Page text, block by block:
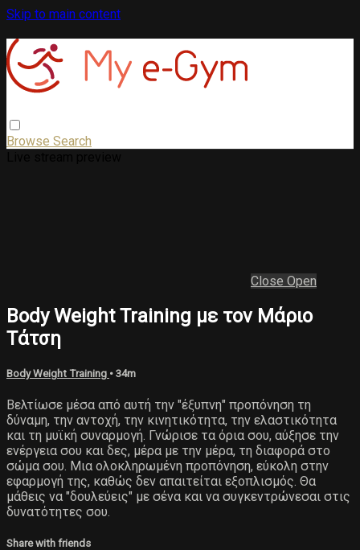
Skip to main content
Browse Search
Close Open
Body Weight Training με τον Μάριο
Τάτση
Body Weight Training • 34m
Βελτίωσε μέσα από αυτή την "έξυπνη" προπόνηση τη
δύναμη, την αντοχή, την κινητικότητα, την ελαστικότητα
και τη μυϊκή συναρμογή. Γνώρισε τα όρια σου, αύξησε την
ενέργεια σου και δες, μέρα με την μέρα, τη διαφορά στο
σώμα σου. Μια ολοκληρωμένη προπόνηση, εύκολη στην
εφαρμογή της, καθώς δεν απαιτείται εξοπλισμός. Θα
μάθεις να "δουλεύεις" με σένα και να συγκεντρώνεσαι στις
δυνατότητες σου.
Share with friends